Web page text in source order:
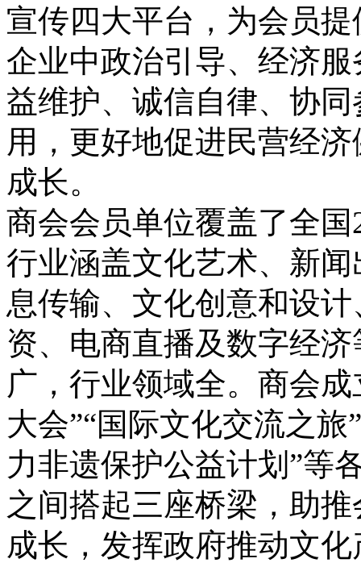
宣传四大平台，为会员
企业中政治引导、经济
益维护、诚信自律、协
用，更好地促进民营经
成长。
商会会员单位覆盖了全
行业涵盖文化艺术、新
息传输、文化创意和设
资、电商直播及数字经
广，行业领域全。 商会成
大会”“国际文化交流之旅
力非遗保护公益计划”等
之间搭起三座桥梁，助
成长，发挥政府推动文